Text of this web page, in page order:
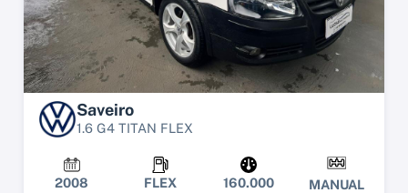
Saveiro
1.6 G4 TITAN FLEX
2008 FLEX 160.000 MANUAL